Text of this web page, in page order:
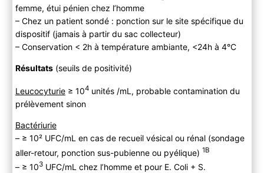
femme, étui pénien chez l’homme
– Chez un patient sondé : ponction sur le site spécifique du
dispositif (jamais à partir du sac collecteur)
– Conservation < 2h à température ambiante, <24h à 4°C
Résultats(seuils de positivité)
Leucocyturie ≥ 104unités /mL, probable contamination du
prélèvement sinon
Bactériurie
– ≥ 10² UFC/mL en cas de recueil vésical ou rénal (sondage
aller-retour, ponction sus-pubienne ou pyélique) 1B
– ≥ 103UFC/mL chez l’homme et pour E. Coli + S.